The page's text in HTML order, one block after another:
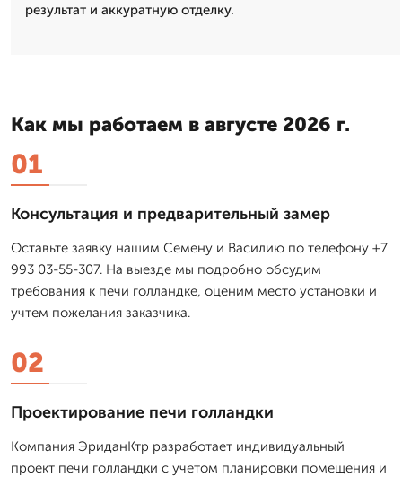
результат и аккуратную отделку.
Как мы работаем в августе 2026 г.
01
Консультация и предварительный замер
Оставьте заявку нашим Семену и Василию по телефону +7
993 03-55-307. На выезде мы подробно обсудим
требования к печи голландке, оценим место установки и
учтем пожелания заказчика.
02
Проектирование печи голландки
Компания ЭриданКтр разработает индивидуальный
проект печи голландки с учетом планировки помещения и